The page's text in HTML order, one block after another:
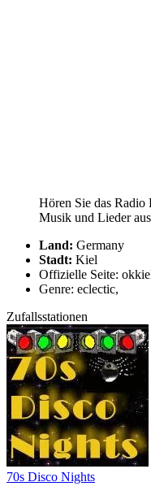
Hören Sie das
Musik und Lieder
Land: Germany
Stadt: Kiel
Offizielle Seite:
Genre: eclectic,
Zufallsstationen
70s Disco Nights